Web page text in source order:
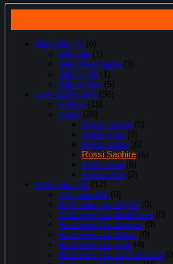
Bếp Điện Từ (6)
Bếp gas (1)
Bếp Hồng Ngoại (3)
Bếp từ đôi (1)
Bếp từ đơn (5)
Bình Nóng Lạnh (56)
Ariston (18)
Rossi (28)
Rossi Amore (0)
Rossi Puro (6)
Rossi Rubis (6)
Rossi Saphire (6)
Rossi Sola (6)
Rossi Ultra (2)
Bình Siêu Tốc (12)
Ấm siêu điện (0)
Bình Siêu Tốc AQUA (0)
Bình Siêu Tốc Bluestone (0)
Bình Siêu Tốc Golsun (0)
Bình Siêu Tốc Hikari (0)
Bình Siêu Tốc jiplai (4)
Bình Siêu Tốc Lock & Lock